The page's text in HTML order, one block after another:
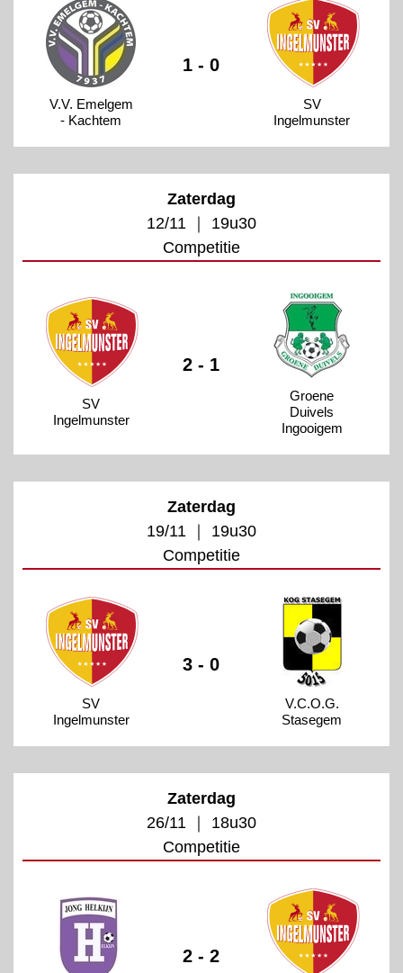
V.V. Emelgem
- Kachtem
1 - 0
SV
Ingelmunster
Zaterdag
12/11 ｜ 19u30
Competitie
SV
Ingelmunster
2 - 1
Groene
Duivels
Ingooigem
Zaterdag
19/11 ｜ 19u30
Competitie
SV
Ingelmunster
3 - 0
V.C.O.G.
Stasegem
Zaterdag
26/11 ｜ 18u30
Competitie
2 - 2